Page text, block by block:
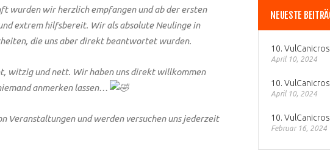
wurden wir herzlich empfangen und ab der ersten
extrem hilfsbereit. Wir als absolute Neulinge in
die uns aber direkt beantwortet wurden.
witzig und nett. Wir haben uns direkt willkommen
anmerken lassen…
Veranstaltungen und werden versuchen uns jederzeit
NEUESTE
10.
April 10, 2024
10.
April 10, 2024
10.
Februar 16, 2024